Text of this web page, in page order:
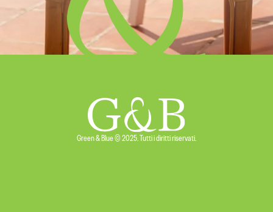
Green & Blue © 2025. Tutti i diritti riservati.